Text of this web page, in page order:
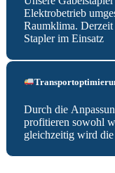
Elektrobetrieb
Raumklima. Derzeit
Stapler im Einsatz
Durch die
profitieren sowohl
gleichzeitig wird